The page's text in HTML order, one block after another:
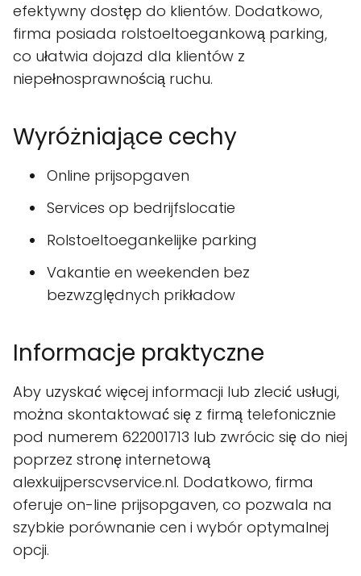
efektywny dostęp do klientów. Dodatkowo,
firma posiada rolstoeltoegankową parking,
co ułatwia dojazd dla klientów z
niepełnosprawnością ruchu.
Wyróżniające cechy
Online prijsopgaven
Services op bedrijfslocatie
Rolstoeltoegankelijke parking
Vakantie en weekenden bez
bezwzględnych prikładow
Informacje praktyczne
Aby uzyskać więcej informacji lub zlecić usługi,
można skontaktować się z firmą telefonicznie
pod numerem 622001713 lub zwrócic się do niej
poprzez stronę internetową
alexkuijperscvservice.nl. Dodatkowo, firma
oferuje on-line prijsopgaven, co pozwala na
szybkie porównanie cen i wybór optymalnej
opcji.